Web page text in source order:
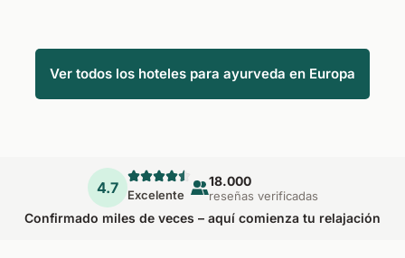
Ver todos los hoteles para ayurveda en Europa
4.7 Excelente
18.000
reseñas verificadas
Confirmado miles de veces – aquí comienza tu relajación